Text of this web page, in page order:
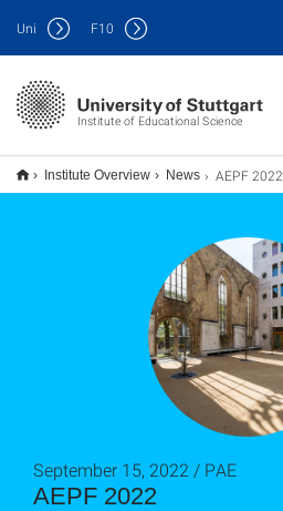
Institute of Educational Science
Uni F10
Institute Overview News AEPF 2022
AEPF 2022
September 15, 2022 / PAE